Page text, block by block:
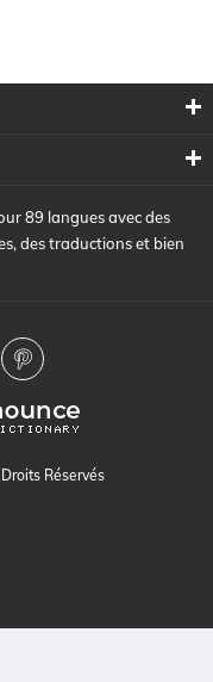
89 langues avec des
des traductions et bien
Réservés